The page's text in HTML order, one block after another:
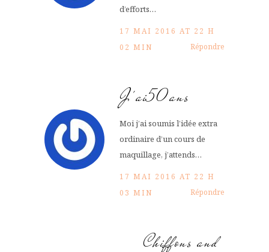
d’efforts…
17 MAI 2016 AT 22 H
02 MIN
Répondre
J'ai50ans
Moi j’ai soumis l’idée extra
ordinaire d’un cours de
maquillage, j’attends…
17 MAI 2016 AT 22 H
03 MIN
Répondre
Chiffons and